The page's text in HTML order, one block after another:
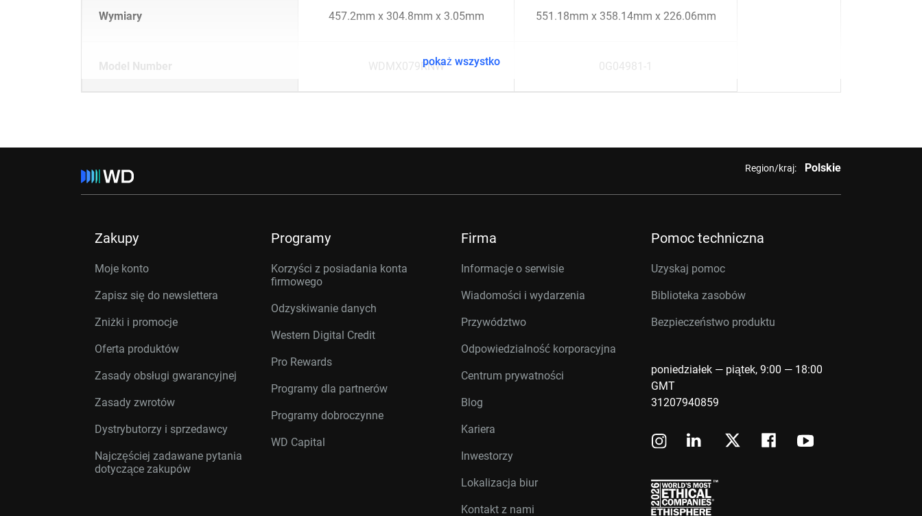
Wymiary 457.2mm x 304.8mm x 3.05mm 551.18mm x 358.14mm x 226.06mm
Model Number WDMX079RNW 0G04981-1
pokaż wszystko
Region/kraj: Polskie
Zakupy
Moje konto
Zapisz się do newslettera
Zniżki i promocje
Oferta produktów
Zasady obsługi gwarancyjnej
Zasady zwrotów
Dystrybutorzy i sprzedawcy
Najczęściej zadawane pytania
dotyczące zakupów
Programy
Korzyści z posiadania konta
firmowego
Odzyskiwanie danych
Western Digital Credit
Pro Rewards
Programy dla partnerów
Programy dobroczynne
WD Capital
Firma
Informacje o serwisie
Wiadomości i wydarzenia
Przywództwo
Odpowiedzialność korporacyjna
Centrum prywatności
Blog
Kariera
Inwestorzy
Lokalizacja biur
Kontakt z nami
Pomoc techniczna
Uzyskaj pomoc
Biblioteka zasobów
Bezpieczeństwo produktu
poniedziałek — piątek, 9:00 — 18:00
GMT
31207940859